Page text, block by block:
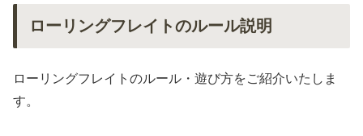
ローリングフレイトのルール説明
ローリングフレイトのルール・遊び方をご紹介いたしま
す。